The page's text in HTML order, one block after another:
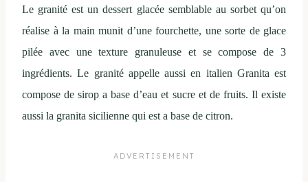
Le granité est un dessert glacée semblable au sorbet qu’on
réalise à la main munit d’une fourchette, une sorte de glace
pilée avec une texture granuleuse et se compose de 3
ingrédients. Le granité appelle aussi en italien Granita est
compose de sirop a base d’eau et sucre et de fruits. Il existe
aussi la granita sicilienne qui est a base de citron.